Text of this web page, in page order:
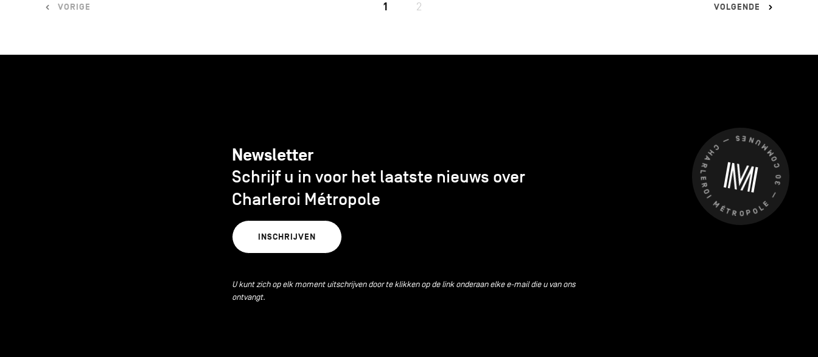
VORIGE 1 2 VOLGENDE
CHARLEROI MÉTROPOLE — 30 COMMUNES —
Newsletter
Schrijf u in voor het laatste nieuws over
Charleroi Métropole
INSCHRIJVEN
U kunt zich op elk moment uitschrijven door te klikken op de link onderaan elke e-mail die u van ons
ontvangt.